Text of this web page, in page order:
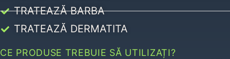
TRATEAZĂ BARBA
TRATEAZĂ DERMATITA
CE PRODUSE TREBUIE SĂ UTILIZAȚI?